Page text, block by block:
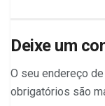
Deixe um
O seu endereço
obrigatórios são